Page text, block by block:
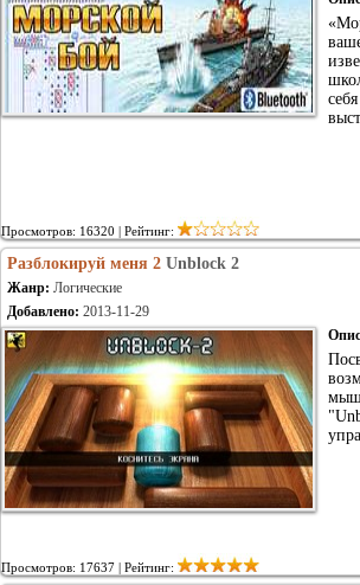
Просмотров: 16320 | Рейтинг:
Разблокируй меня 2 Unblock 2
Жанр: Логические
Добавлено: 2013-11-29
Просмотров: 17637 | Рейтинг: